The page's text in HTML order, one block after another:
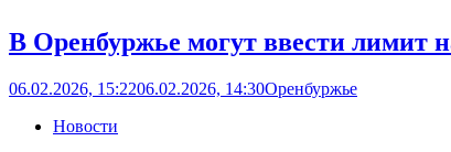
В Оренбуржье могут ввести лимит
06.02.2026, 15:2206.02.2026, 14:30Оренбуржье
Новости